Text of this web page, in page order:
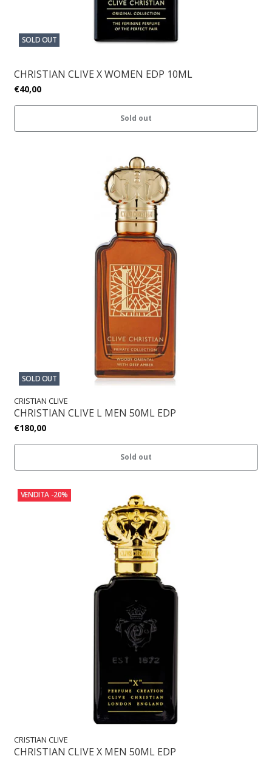
SOLD OUT
CHRISTIAN CLIVE X WOMEN EDP 10ML
€40,00
Sold out
SOLD OUT
CRISTIAN CLIVE
CHRISTIAN CLIVE L MEN 50ML EDP
€180,00
Sold out
VENDITA -20%
CRISTIAN CLIVE
CHRISTIAN CLIVE X MEN 50ML EDP